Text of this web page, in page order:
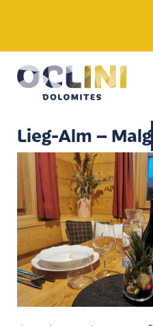
Lieg-Alm –